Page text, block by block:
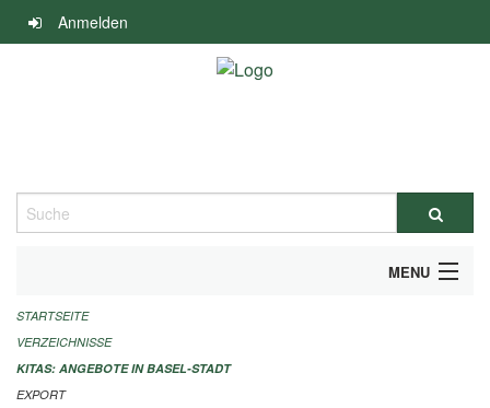
Navigation
überspringen
Anmelden
Suche
MENU
ALLGEMEINE INFORMATIONEN
IMPRESSUM
STARTSEITE
VERZEICHNISSE
KITAS: ANGEBOTE IN BASEL-STADT
EXPORT